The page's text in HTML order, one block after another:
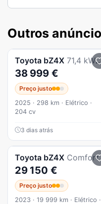
Outros
Toyota bZ4X 71,4 kWh Premium
38 999 €
Preço justo
2025 · 298 km · Elétrico ·
204 cv
3 dias atrás
Toyota bZ4X Comfort
29 150 €
Preço justo
2023 · 19 999 km · Elétrico ·